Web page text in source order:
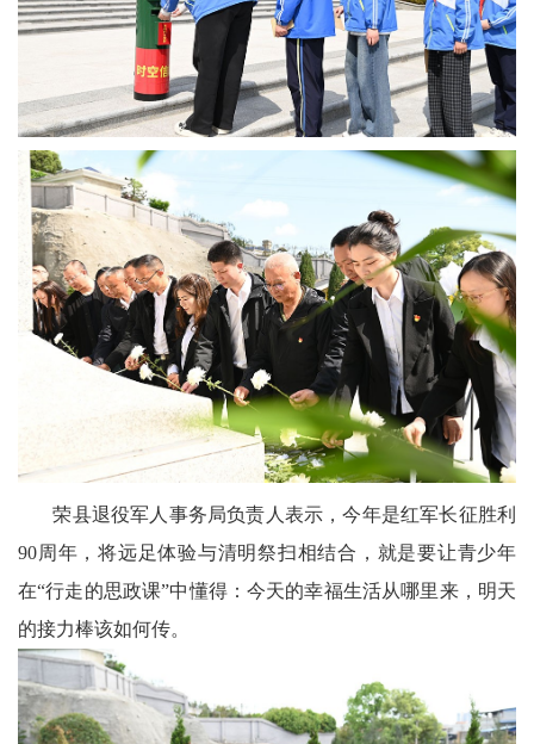
荣县退役军人事务局负责人表示，今年是红军长征胜利
90周年，将远足体验与清明祭扫相结合，就是要让青少年
在“行走的思政课”中懂得：今天的幸福生活从哪里来，明天
的接力棒该如何传。